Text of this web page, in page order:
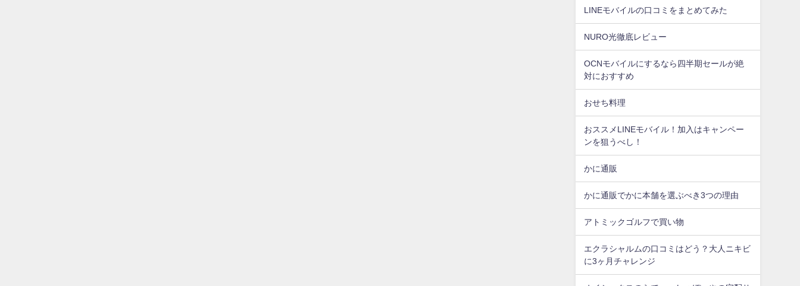
LINEモバイルの口コミをまとめてみた
NURO光徹底レビュー
OCNモバイルにするなら四半期セールが絶
対におすすめ
おせち料理
おススメLINEモバイル！加入はキャンペー
ンを狙うべし！
かに通販
かに通販でかに本舗を選ぶべき3つの理由
アトミックゴルフで買い物
エクラシャルムの口コミはどう？大人ニキビ
に3ヶ月チャレンジ